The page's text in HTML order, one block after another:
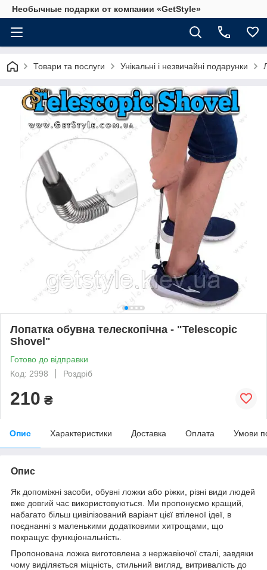
Необычные подарки от компании «GetStyle»
Товари та послуги Унікальні і незвичайні подарунки
Лопатка обувна телескопічна - "Telescopic
Shovel"
Готово до відправки
Код: 2998
Роздріб
210 ₴
Опис Характеристики Доставка Оплата Умови
Опис
Як допоміжні засоби, обувні ложки або ріжки, різні види людей
вже довгий час використовуються. Ми пропонуємо кращий,
набагато більш цивілізований варіант цієї втіленої ідеї, в
поєднанні з маленькими додатковими хитрощами, що
покращує функціональність.
Пропонована ложка виготовлена з нержавіючої сталі, завдяки
чому виділяється міцність, стильний вигляд, витривалість до